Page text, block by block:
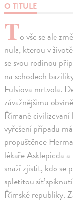
O TITULE
To vše se ale
nula, kterou v
se svou rodinou
na schodech
Fulviova mrtvola.
závažnějšímu
Římané civilizovaní
vyřešení případu
propuštěnce
lékaře Asklepioda
snaží zjistit, kdo se
spletitou síť
Římské republiky.